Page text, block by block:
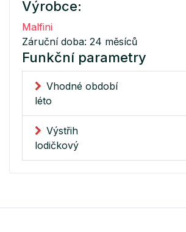
Výrobce:
Malfini
Záruční doba: 24 měsíců
Funkční parametry
Vhodné období
léto
Výstřih
lodičkový